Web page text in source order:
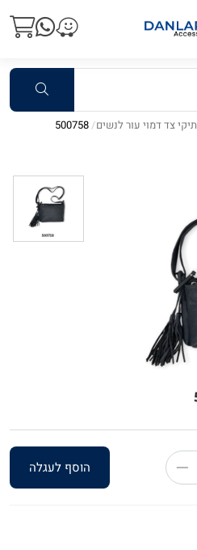
תיקי צד דמוי עור לנשים 500758
הוסף לעגלה